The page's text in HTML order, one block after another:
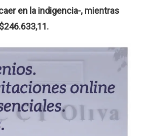
en la indigencia-, mientras